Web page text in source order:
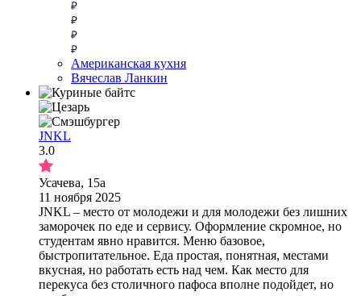
Американская кухня
Вячеслав Ланкин
JNKL
3.0
Усачева, 15а
11 ноября 2025
JNKL – место от молодежи и для молодежи без лишних
заморочек по еде и сервису. Оформление скромное, но
студентам явно нравится. Меню базовое,
быстропитательное. Еда простая, понятная, местами
вкусная, но работать есть над чем. Как место для
перекуса без столичного пафоса вполне подойдет, но